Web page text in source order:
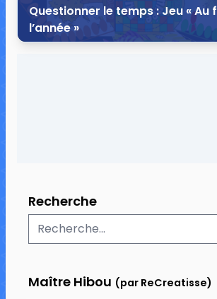
Questionner le temps : Jeu « Au
l’année »
Recherche
Maître Hibou (par ReCreatisse)